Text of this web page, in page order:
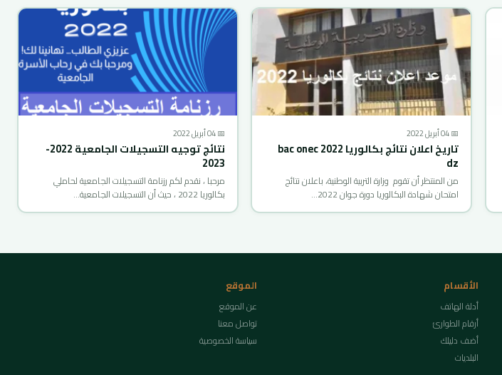
📅 04 أبريل 2022
تاريخ اعلان نتائج بكالوريا 2022 bac onec
dz
من المنتظر أن تقوم وزارة التربية الوطنية، باعلان نتائج
امتحان شهادة البكالوريا دورة جوان 2022…
📅 04 أبريل 2022
نتائج توجيه التسجيلات الجامعية 2022-
2023
مرحبا ، نقدم لكم رزنامة التسجيلات الجامعية لحاملي
بكالوريا 2022 ، حيث أن التسجيلات الجامعية…
الأقسام
أدلة الهاتف
أرقام الطوارئ
أضف دليلك
البلديات
الموقع
عن الموقع
تواصل معنا
سياسة الخصوصية